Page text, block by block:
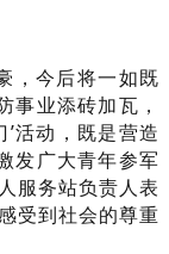
，今后将一如既
事业添砖加瓦，
活动，既是营造
发广大青年参军
服务站负责人表
受到社会的尊重